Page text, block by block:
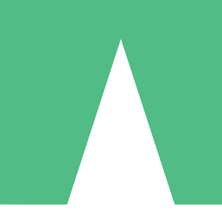
Individuelle Credit-Pakete
nach Bedarf mit Download-Credits. Keine monatliche Verpflichtung